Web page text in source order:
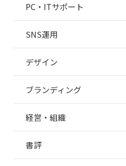
PC・ITサポート
SNS運用
デザイン
ブランディング
経営・組織
書評